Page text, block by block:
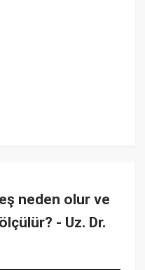
neden olur ve
- Uz. Dr.